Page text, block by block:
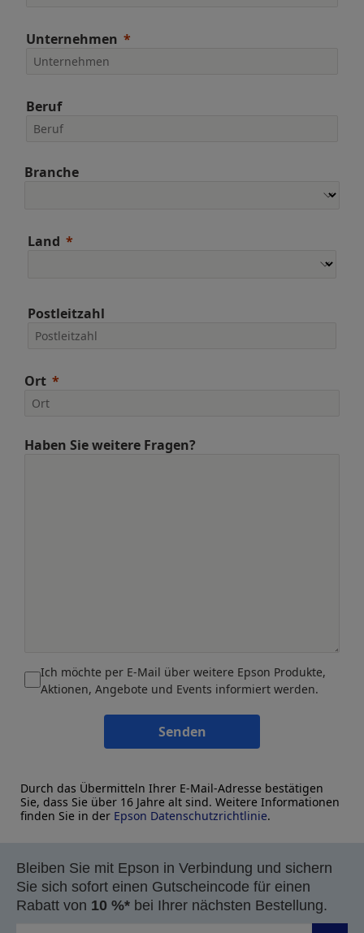
Unternehmen
Beruf
Branche
Land
Postleitzahl
Ort
Haben Sie weitere Fragen?
Ich möchte per E-Mail über weitere Epson Produkte,
Aktionen, Angebote und Events informiert werden.
Senden
Durch das Übermitteln Ihrer E-Mail-Adresse bestätigen
Sie, dass Sie über 16 Jahre alt sind. Weitere Informationen
finden Sie in der Epson Datenschutzrichtlinie.
Bleiben Sie mit Epson in Verbindung und sichern
Sie sich sofort einen Gutscheincode für einen
Rabatt von 10 %* bei Ihrer nächsten Bestellung.